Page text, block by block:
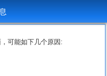
可能如下几个原因: